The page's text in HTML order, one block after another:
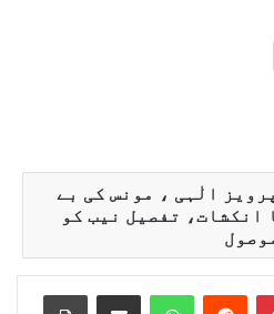
الٰہی ، مونس کی بے
انکشات، تفصیل نیب کو